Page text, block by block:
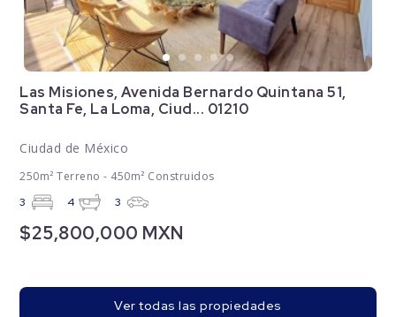
Las Misiones, Avenida Bernardo Quintana 51,
Santa Fe, La Loma, Ciud... 01210
Ciudad de México
250m² Terreno - 450m² Construidos
3 4 3
$25,800,000 MXN
Ver todas las propiedades